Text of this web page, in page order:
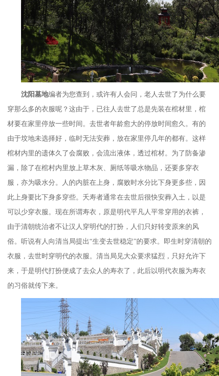
沈阳墓地编者为您查到，或许有人会问，老人去世了为什么要
穿那么多的衣服呢？这由于，已往人去世了总是先装在棺材里，棺
材要在家里停放一些时间。去世者年龄愈大的停放时间愈久。有的
由于坟地未选择好，临时无法安葬，放在家里停几年的都有。这样
棺材内里的遗体久了会腐败，会流出液体，透过棺材。为了防备渗
漏，除了在棺村内里放上草木灰、厕纸等吸水物品，还要多穿衣
服，亦为吸水分。人的内脏在上身，腐败时水分比下身更多些，因
此上身要比下身多穿些。夭寿者通常在去世后很快安葬入土，以是
可以少穿衣服。现在所谓寿衣，原是明代平凡人平常穿用的衣裤，
由于清朝统治者不让汉人穿明代的打扮，人们只好转变原来的风
俗。听说有人向清当局提出“生变去世稳定”的要求。即生时穿清朝的
衣服，去世时穿明代的衣服。清当局见大众要求猛烈，只好允许下
来，于是明代打扮便成了去众人的寿衣了，此后以明代衣服为寿衣
的习俗就传下来。